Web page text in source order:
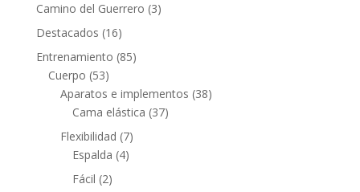
Camino del Guerrero (3)
Destacados (16)
Entrenamiento (85)
Cuerpo (53)
Aparatos e implementos (38)
Cama elástica (37)
Flexibilidad (7)
Espalda (4)
Fácil (2)